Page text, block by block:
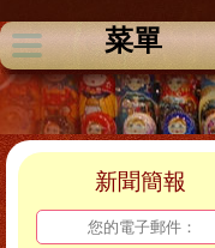
菜單
新聞簡報